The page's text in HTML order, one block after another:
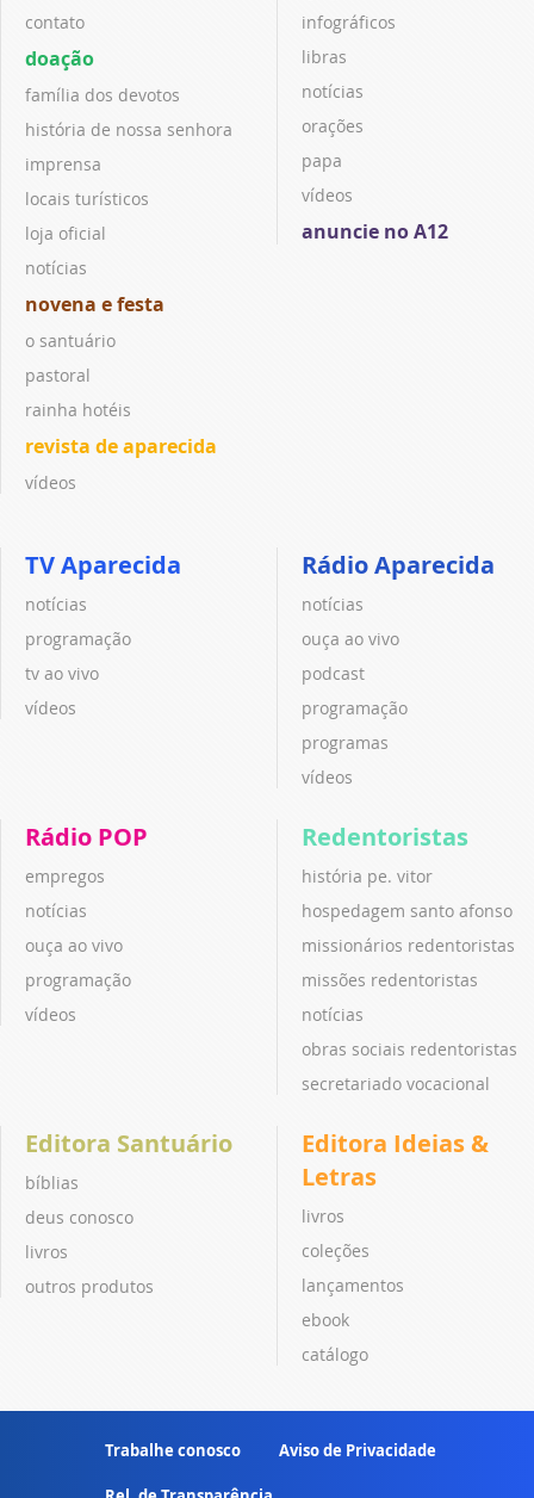
contato
doação
família dos devotos
história de nossa senhora
imprensa
locais turísticos
loja oficial
notícias
novena e festa
o santuário
pastoral
rainha hotéis
revista de aparecida
vídeos
infográficos
libras
notícias
orações
papa
vídeos
anuncie no A12
TV Aparecida
notícias
programação
tv ao vivo
vídeos
Rádio Aparecida
notícias
ouça ao vivo
podcast
programação
programas
vídeos
Rádio POP
empregos
notícias
ouça ao vivo
programação
vídeos
Redentoristas
história pe. vitor
hospedagem santo afonso
missionários redentoristas
missões redentoristas
notícias
obras sociais redentoristas
secretariado vocacional
Editora Santuário
bíblias
deus conosco
livros
outros produtos
Editora Ideias &
Letras
livros
coleções
lançamentos
ebook
catálogo
Trabalhe conosco Aviso de Privacidade